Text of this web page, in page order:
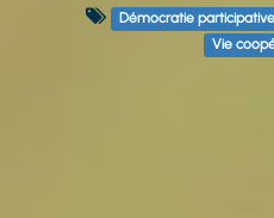
Démocratie participative
Vie